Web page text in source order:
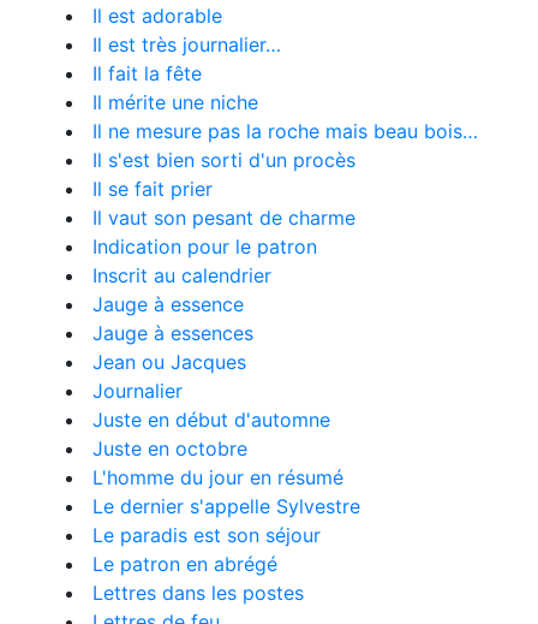
Il est adorable
Il est très journalier…
Il fait la fête
Il mérite une niche
Il ne mesure pas la roche mais beau bois…
Il s'est bien sorti d'un procès
Il se fait prier
Il vaut son pesant de charme
Indication pour le patron
Inscrit au calendrier
Jauge à essence
Jauge à essences
Jean ou Jacques
Journalier
Juste en début d'automne
Juste en octobre
L'homme du jour en résumé
Le dernier s'appelle Sylvestre
Le paradis est son séjour
Le patron en abrégé
Lettres dans les postes